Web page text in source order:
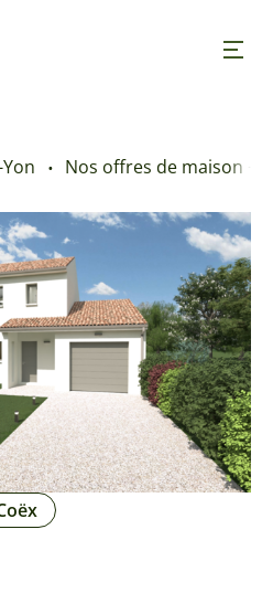
RDV
28 19 62 78
Nos offres de maison +